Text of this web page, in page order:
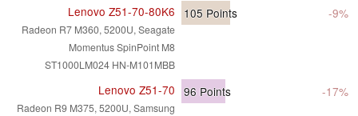
Lenovo Z51-70-80K6
Radeon R7 M360, 5200U, Seagate
Momentus SpinPoint M8
ST1000LM024 HN-M101MBB
105 Points -9%
Lenovo Z51-70
Radeon R9 M375, 5200U, Samsung
96 Points -17%